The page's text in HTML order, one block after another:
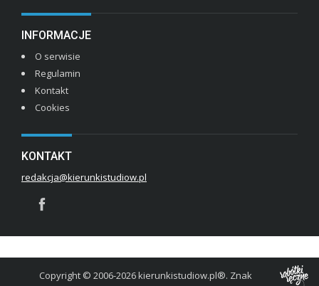
INFORMACJE
O serwisie
Regulamin
Kontakt
Cookies
KONTAKT
redakcja@kierunkistudiow.pl
Copyright © 2006-2026 kierunkistudiow.pl®. Znak